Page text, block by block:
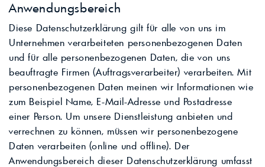
Anwendungsbereich
Diese Datenschutzerklärung gilt für alle von uns im
Unternehmen verarbeiteten personenbezogenen Daten
und für alle personenbezogenen Daten, die von uns
beauftragte Firmen (Auftragsverarbeiter) verarbeiten. Mit
personenbezogenen Daten meinen wir Informationen wie
zum Beispiel Name, E-Mail-Adresse und Postadresse
einer Person. Um unsere Dienstleistung anbieten und
verrechnen zu können, müssen wir personenbezogene
Daten verarbeiten (online und offline). Der
Anwendungsbereich dieser Datenschutzerklärung umfasst